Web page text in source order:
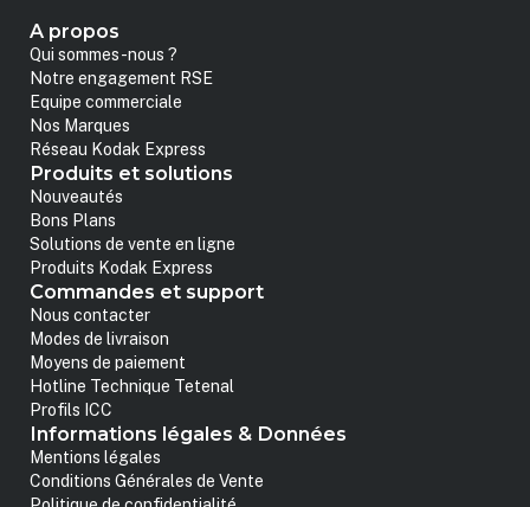
A propos
Qui sommes-nous ?
Notre engagement RSE
Equipe commerciale
Nos Marques
Réseau Kodak Express
Produits et solutions
Nouveautés
Bons Plans
Solutions de vente en ligne
Produits Kodak Express
Commandes et support
Nous contacter
Modes de livraison
Moyens de paiement
Hotline Technique Tetenal
Profils ICC
Informations légales & Données
Mentions légales
Conditions Générales de Vente